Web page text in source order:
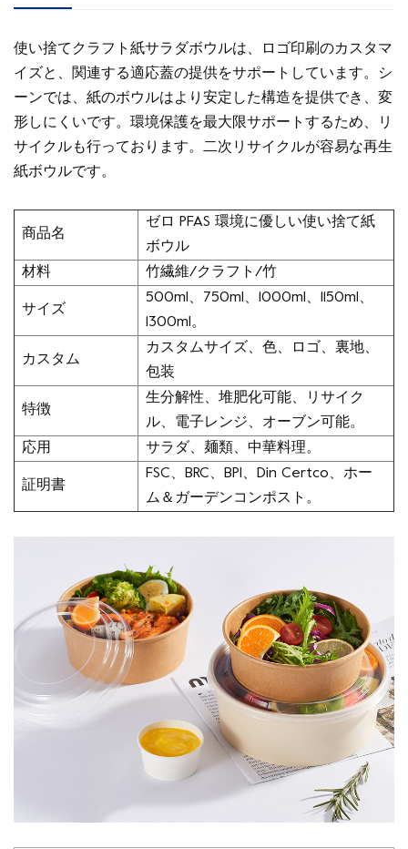
使い捨てクラフト紙サラダボウルは、ロゴ印刷のカスタマ
イズと、関連する適応蓋の提供をサポートしています。シ
ーンでは、紙のボウルはより安定した構造を提供でき、変
形しにくいです。環境保護を最大限サポートするため、リ
サイクルも行っております。二次リサイクルが容易な再生
紙ボウルです。
商品名
ゼロ PFAS 環境に優しい使い捨て紙
ボウル
材料
竹繊維/クラフト/竹
サイズ
500ml、750ml、1000ml、1150ml、
1300ml。
カスタム
カスタムサイズ、色、ロゴ、裏地、
包装
特徴
生分解性、堆肥化可能、リサイク
ル、電子レンジ、オーブン可能。
応用
サラダ、麺類、中華料理。
証明書
FSC、BRC、BPI、Din Certco、ホー
ム＆ガーデンコンポスト。